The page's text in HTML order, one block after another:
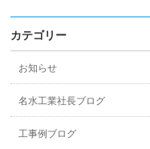
カテゴリー
お知らせ
名水工業社長ブログ
工事例ブログ